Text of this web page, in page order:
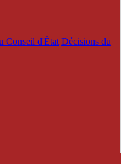
Conseil d'État Décisions du